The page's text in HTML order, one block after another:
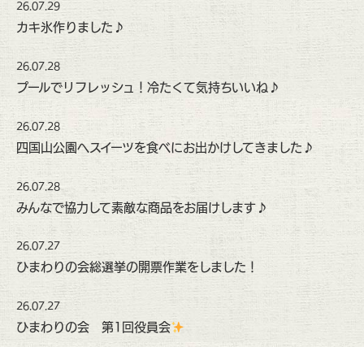
26.07.29
カキ氷作りました♪
26.07.28
プールでリフレッシュ！冷たくて気持ちいいね♪
26.07.28
四国山公園へスイーツを食べにお出かけしてきました♪
26.07.28
みんなで協力して素敵な商品をお届けします♪
26.07.27
ひまわりの会総選挙の開票作業をしました！
26.07.27
ひまわりの会 第1回役員会